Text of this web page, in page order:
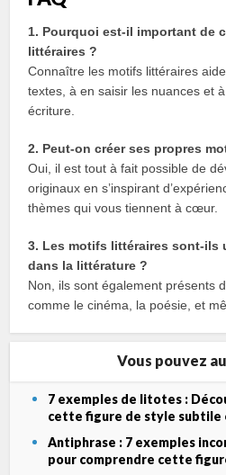
1. Pourquoi est-il important de
littéraires ?
Connaître les motifs littéraires
textes, à en saisir les nuances et
écriture.
2. Peut-on créer ses propres
Oui, il est tout à fait possible de
originaux en s’inspirant
thèmes qui vous tiennent à cœur.
3. Les motifs littéraires sont-ils
dans la littérature ?
Non, ils sont également présents
comme le cinéma, la poésie, et
Vous pouvez
7 exemples de litotes :
cette figure de style subtile
Antiphrase : 7 exemples
pour comprendre cette